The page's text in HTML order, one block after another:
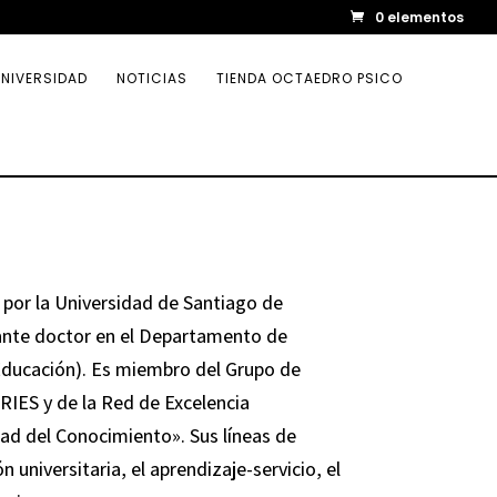
0 elementos
NOTICIAS TIENDA OCTAEDRO PSICO
la Universidad de Santiago de
doctor en el Departamento de
Es miembro del Grupo de
y de la Red de Excelencia
del Conocimiento». Sus líneas de
universitaria, el aprendizaje-servicio, el